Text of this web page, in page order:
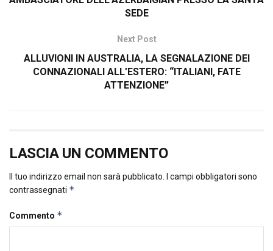
SEDE
Next Post
ALLUVIONI IN AUSTRALIA, LA SEGNALAZIONE DEI
CONNAZIONALI ALL’ESTERO: “ITALIANI, FATE
ATTENZIONE”
LASCIA UN COMMENTO
Il tuo indirizzo email non sarà pubblicato.
I campi obbligatori sono
contrassegnati *
Commento *